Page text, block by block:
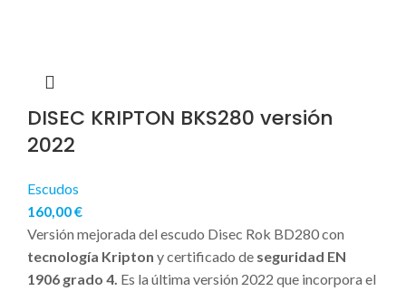
DISEC KRIPTON BKS280 versión
2022
Escudos
160,00€
Versión mejorada del escudo Disec Rok BD280 con
tecnología Kripton y certificado de seguridad EN
1906 grado 4. Es la última versión 2022 que incorpora el